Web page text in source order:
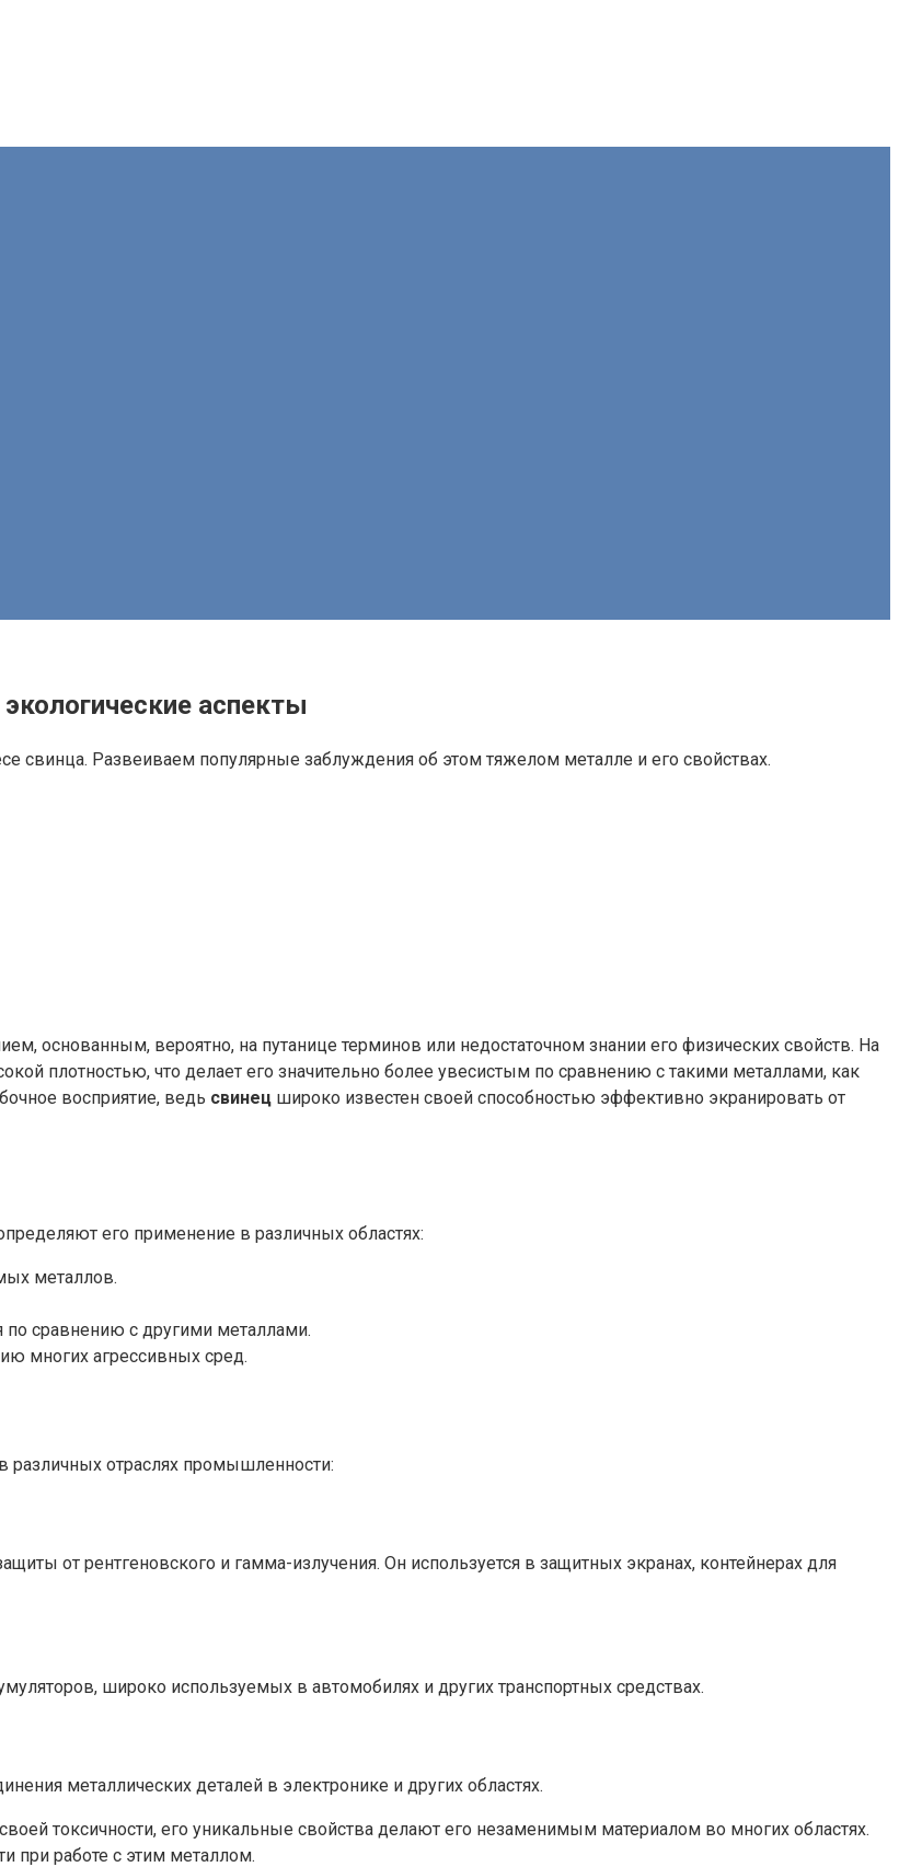
аспекты
свинца. Развеиваем популярные заблуждения об этом тяжелом металле и его свойствах.
основанным, вероятно, на путанице терминов или недостаточном знании его физических свойств. На
плотностью, что делает его значительно более увесистым по сравнению с такими металлами, как
восприятие, ведь свинец широко известен своей способностью эффективно экранировать от
его применение в различных областях:
металлов.
по сравнению с другими металлами.
многих агрессивных сред.
различных отраслях промышленности:
от рентгеновского и гамма-излучения. Он используется в защитных экранах, контейнерах для
широко используемых в автомобилях и других транспортных средствах.
металлических деталей в электронике и других областях.
токсичности, его уникальные свойства делают его незаменимым материалом во многих областях.
при работе с этим металлом.